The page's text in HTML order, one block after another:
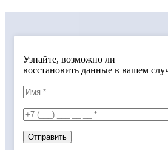
Узнайте, возможно ли
восстановить данные в вашем